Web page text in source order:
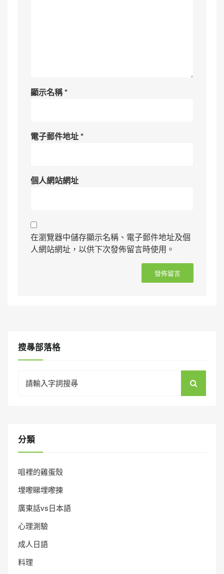
顯示名稱*
電子郵件地址*
個人網站網址
在瀏覽器中儲存顯示名稱、電子郵件地址及個
人網站網址，以供下次發佈留言時使用。
搜㝷部落格
for:
分類
咀裡的雞蛋殼
埋嚟睇埋嚟揀
廣東話vs日本語
心理測驗
成人日語
料理